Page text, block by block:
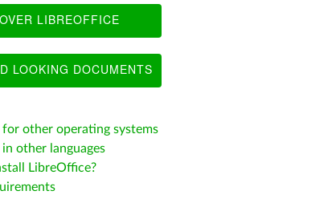
LIBREOFFICE
LOOKING DOCUMENTS
for other operating systems
other languages
LibreOffice?